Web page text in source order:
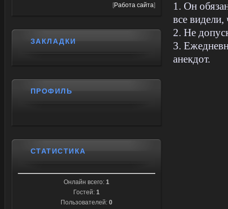
1. Он
все видели,
2. Не
3.
анекдот.
[Работа сайта]
ЗАКЛАДКИ
ПРОФИЛЬ
СТАТИСТИКА
Онлайн всего: 1
Гостей: 1
Пользователей: 0